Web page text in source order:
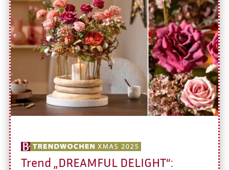
Trend „DREAMFUL DELIGHT“: